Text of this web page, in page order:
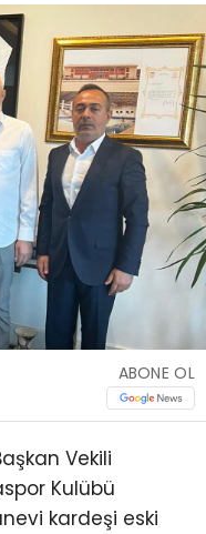
ABONE OL
Vekili
Kulübü
kardeşi eski